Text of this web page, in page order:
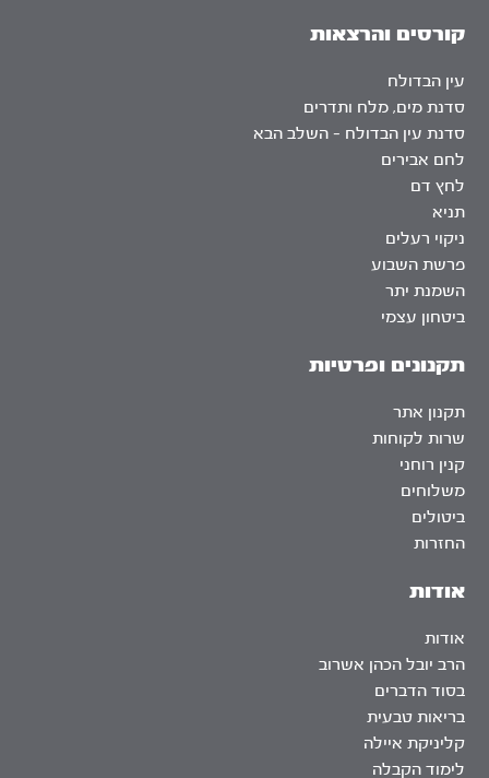
אודות
אודות
הרב יובל הכהן אשרוב
בסוד הדברים
בריאות טבעית
קליניקת איילה
לימוד הקבלה
קורסים והרצאות
עין הבדולח
סדנת מים, מלח ותדרים
סדנת עין הבדולח – השלב הבא
לחם אבירים
לחץ דם
תניא
ניקוי רעלים
פרשת השבוע
השמנת יתר
ביטחון עצמי
תקנונים ופרטיות
תקנון אתר
שרות לקוחות
קנין רוחני
משלוחים
ביטולים
החזרות